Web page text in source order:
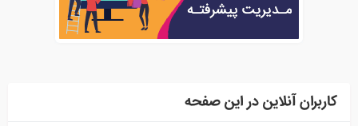
کاربران آنلاین در این صفحه